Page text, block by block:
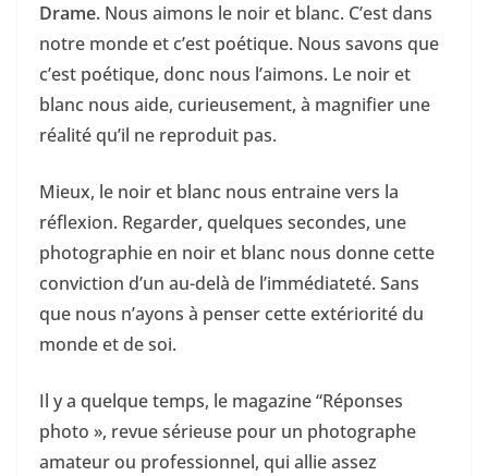
Drame. Nous aimons le noir et blanc. C’est dans
notre monde et c’est poétique. Nous savons que
c’est poétique, donc nous l’aimons. Le noir et
blanc nous aide, curieusement, à magnifier une
réalité qu’il ne reproduit pas.
Mieux, le noir et blanc nous entraine vers la
réflexion. Regarder, quelques secondes, une
photographie en noir et blanc nous donne cette
conviction d’un au-delà de l’immédiateté. Sans
que nous n’ayons à penser cette extériorité du
monde et de soi.
Il y a quelque temps, le magazine “Réponses
photo », revue sérieuse pour un photographe
amateur ou professionnel, qui allie assez